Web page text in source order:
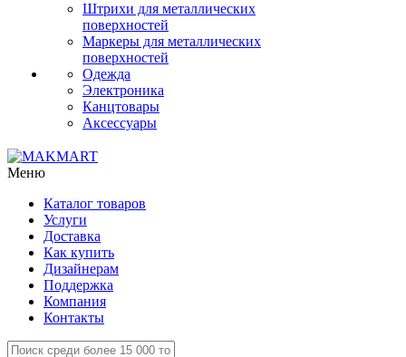
Штрихи для металлических
поверхностей
Маркеры для металлических
поверхностей
Одежда
Электроника
Канцтовары
Аксессуары
Меню
Каталог товаров
Услуги
Доставка
Как купить
Дизайнерам
Поддержка
Компания
Контакты